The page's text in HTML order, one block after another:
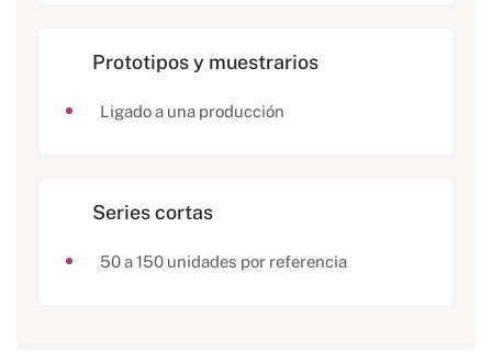
Prototipos y muestrarios
Ligado a una producción
Series cortas
50 a 150 unidades por referencia